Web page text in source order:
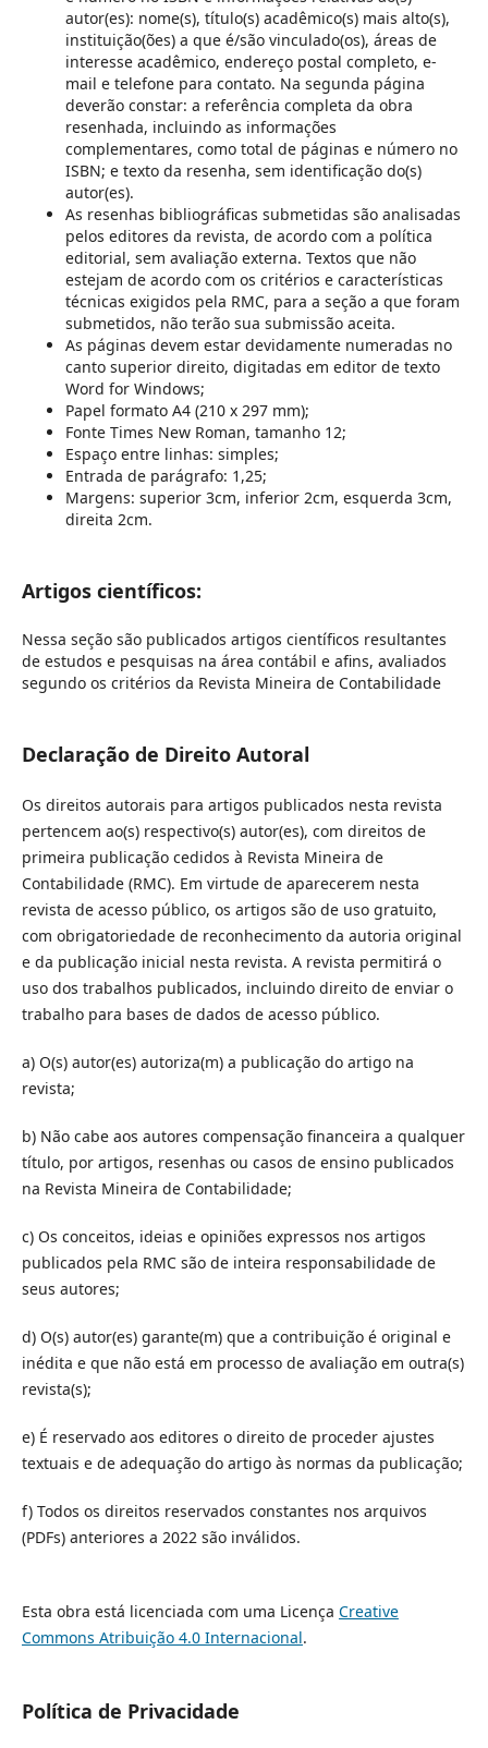
autor(es): nome(s), título(s) acadêmico(s) mais alto(s),
instituição(ões) a que é/são vinculado(os), áreas de
interesse acadêmico, endereço postal completo, e-
mail e telefone para contato. Na segunda página
deverão constar: a referência completa da obra
resenhada, incluindo as informações
complementares, como total de páginas e número no
ISBN; e texto da resenha, sem identificação do(s)
autor(es).
As resenhas bibliográficas submetidas são analisadas
pelos editores da revista, de acordo com a política
editorial, sem avaliação externa. Textos que não
estejam de acordo com os critérios e características
técnicas exigidos pela RMC, para a seção a que foram
submetidos, não terão sua submissão aceita.
As páginas devem estar devidamente numeradas no
canto superior direito, digitadas em editor de texto
Word for Windows;
Papel formato A4 (210 x 297 mm);
Fonte Times New Roman, tamanho 12;
Espaço entre linhas: simples;
Entrada de parágrafo: 1,25;
Margens: superior 3cm, inferior 2cm, esquerda 3cm,
direita 2cm.
Artigos científicos:
Nessa seção são publicados artigos científicos resultantes
de estudos e pesquisas na área contábil e afins, avaliados
segundo os critérios da Revista Mineira de Contabilidade
Declaração de Direito Autoral
Os direitos autorais para artigos publicados nesta revista
pertencem ao(s) respectivo(s) autor(es), com direitos de
primeira publicação cedidos à Revista Mineira de
Contabilidade (RMC). Em virtude de aparecerem nesta
revista de acesso público, os artigos são de uso gratuito,
com obrigatoriedade de reconhecimento da autoria original
e da publicação inicial nesta revista. A revista permitirá o
uso dos trabalhos publicados, incluindo direito de enviar o
trabalho para bases de dados de acesso público.
a) O(s) autor(es) autoriza(m) a publicação do artigo na
revista;
b) Não cabe aos autores compensação financeira a qualquer
título, por artigos, resenhas ou casos de ensino publicados
na Revista Mineira de Contabilidade;
c) Os conceitos, ideias e opiniões expressos nos artigos
publicados pela RMC são de inteira responsabilidade de
seus autores;
d) O(s) autor(es) garante(m) que a contribuição é original e
inédita e que não está em processo de avaliação em outra(s)
revista(s);
e) É reservado aos editores o direito de proceder ajustes
textuais e de adequação do artigo às normas da publicação;
f) Todos os direitos reservados constantes nos arquivos
(PDFs) anteriores a 2022 são inválidos.
Esta obra está licenciada com uma Licença Creative
Commons Atribuição 4.0 Internacional.
Política de Privacidade